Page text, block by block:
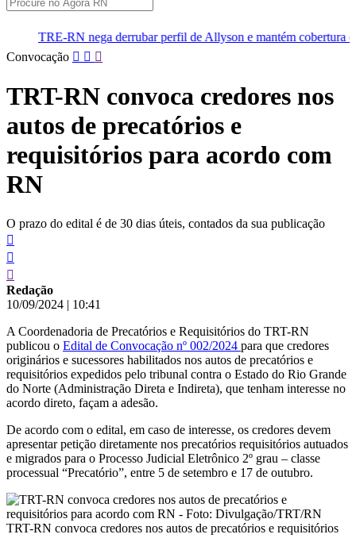
derrubar perfil de Allyson e mantém cobertura da convenção
Pular
conteúdo
Convocação
TRT-RN convoca credores nos
autos de precatórios e
requisitórios para acordo com
RN
O prazo do edital é de 30 dias úteis, contados da sua publicação
Redação
10/09/2024 | 10:41
A Coordenadoria de Precatórios e Requisitórios do TRT-RN
publicou o Edital de Convocação nº 002/2024 para que credores
originários e sucessores habilitados nos autos de precatórios e
requisitórios expedidos pelo tribunal contra o Estado do Rio Grande
do Norte (Administração Direta e Indireta), que tenham interesse no
acordo direto, façam a adesão.
De acordo com o edital, em caso de interesse, os credores devem
apresentar petição diretamente nos precatórios requisitórios autuados
e migrados para o Processo Judicial Eletrônico 2º grau – classe
processual “Precatório”, entre 5 de setembro e 17 de outubro.
TRT-RN convoca credores nos autos de precatórios e requisitórios